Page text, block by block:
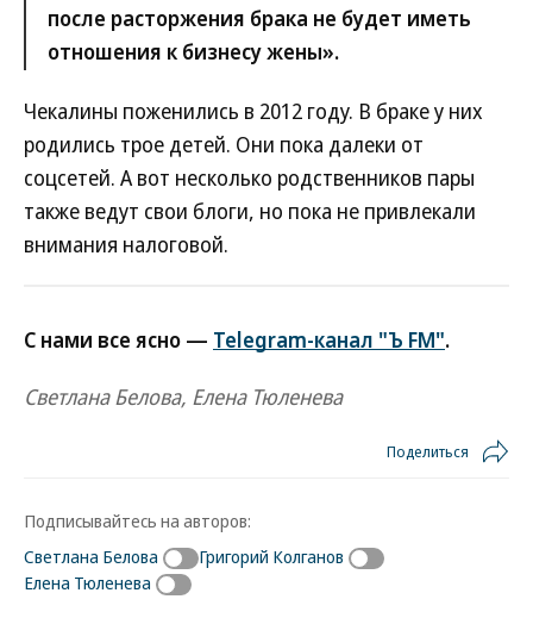
после расторжения брака не будет иметь
отношения к бизнесу жены».
Чекалины поженились в 2012 году. В браке у них
родились трое детей. Они пока далеки от
соцсетей. А вот несколько родственников пары
также ведут свои блоги, но пока не привлекали
внимания налоговой.
С нами все ясно — Telegram-канал "Ъ FM".
Светлана Белова, Елена Тюленева
Поделиться
Подписывайтесь на авторов:
Светлана Белова
Григорий Колганов
Елена Тюленева